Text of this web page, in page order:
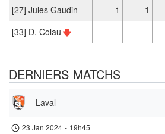
[27] Jules Gaudin 1 1
[33] D. Colau
DERNIERS MATCHS
Laval
23 Jan 2024 - 19h45